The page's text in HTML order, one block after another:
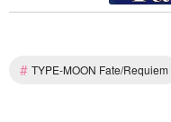
# TYPE-MOON Fate/Requiem